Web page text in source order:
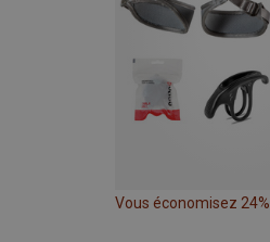
Vous économisez 24%